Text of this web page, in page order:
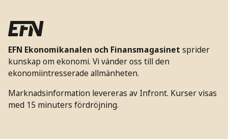
EFN Ekonomikanalen och Finansmagasinet sprider
kunskap om ekonomi. Vi vänder oss till den
ekonomiintresserade allmänheten.
Marknadsinformation levereras av Infront. Kurser visas
med 15 minuters fördröjning.